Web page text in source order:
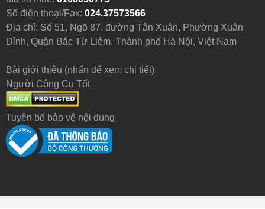
Số điện thoại/Fax: 024.37573566
Địa chỉ: Số 51, Ngõ 87, đường Tân Xuân, Phường Xuân
Đỉnh, Quận Bắc Từ Liêm, Thành phố Hà Nội, Việt Nam
Bài giới thiệu (nhấn để xem chi tiết)
Người Công Cụ Tốt
Tuyên bố bảo vệ nội dung